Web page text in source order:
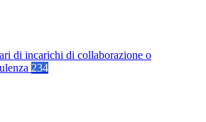
di incarichi di collaborazione o
234